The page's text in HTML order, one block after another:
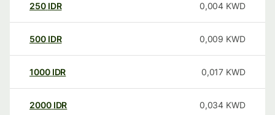
250 IDR 0,004 KWD
500 IDR 0,009 KWD
1000 IDR 0,017 KWD
2000 IDR 0,034 KWD